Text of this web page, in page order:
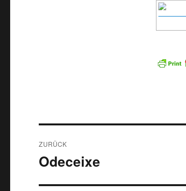
ZURÜCK
Vorheriger
Odeceixe